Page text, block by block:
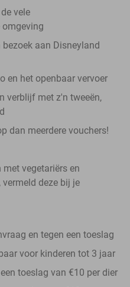
vele
omgeving
aan Disneyland
en het openbaar vervoer
verblijf met z'n tweeën,
dan meerdere vouchers!
vegetariërs en
deze bij je
en tegen een toeslag
voor kinderen tot 3 jaar
toeslag van €10 per dier